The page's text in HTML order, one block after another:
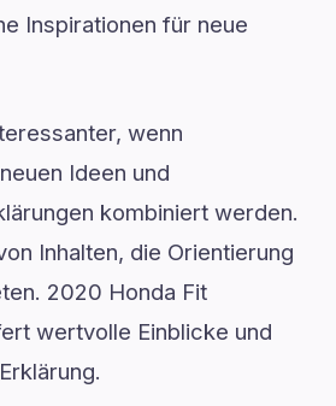
Inspirationen für neue
wenn
Ideen und
kombiniert werden.
Inhalten, die Orientierung
2020 Honda Fit
wertvolle Einblicke und